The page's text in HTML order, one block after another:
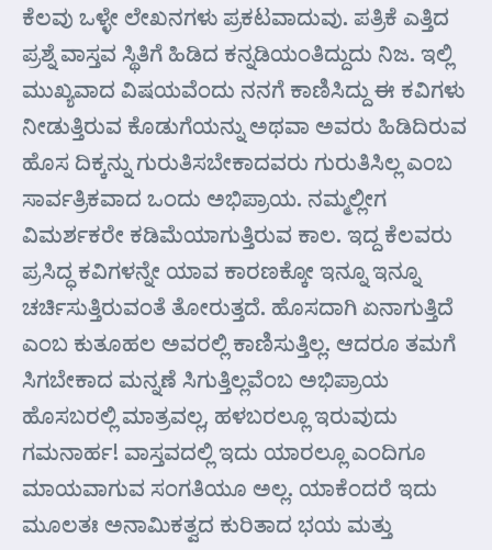
ಕೆಲವು ಒಳ್ಳೇ ಲೇಖನಗಳು ಪ್ರಕಟವಾದುವು. ಪತ್ರಿಕೆ ಎತ್ತಿದ
ಪ್ರಶ್ನೆ ವಾಸ್ತವ ಸ್ಥಿತಿಗೆ ಹಿಡಿದ ಕನ್ನಡಿಯಂತಿದ್ದುದು ನಿಜ. ಇಲ್ಲಿ
ಮುಖ್ಯವಾದ ವಿಷಯವೆಂದು ನನಗೆ ಕಾಣಿಸಿದ್ದು ಈ ಕವಿಗಳು
ನೀಡುತ್ತಿರುವ ಕೊಡುಗೆಯನ್ನು ಅಥವಾ ಅವರು ಹಿಡಿದಿರುವ
ಹೊಸ ದಿಕ್ಕನ್ನು ಗುರುತಿಸಬೇಕಾದವರು ಗುರುತಿಸಿಲ್ಲ ಎಂಬ
ಸಾರ್ವತ್ರಿಕವಾದ ಒಂದು ಅಭಿಪ್ರಾಯ. ನಮ್ಮಲ್ಲೀಗ
ವಿಮರ್ಶಕರೇ ಕಡಿಮೆಯಾಗುತ್ತಿರುವ ಕಾಲ. ಇದ್ದ ಕೆಲವರು
ಪ್ರಸಿದ್ಧ ಕವಿಗಳನ್ನೇ ಯಾವ ಕಾರಣಕ್ಕೋ ಇನ್ನೂ ಇನ್ನೂ
ಚರ್ಚಿಸುತ್ತಿರುವಂತೆ ತೋರುತ್ತದೆ. ಹೊಸದಾಗಿ ಏನಾಗುತ್ತಿದೆ
ಎಂಬ ಕುತೂಹಲ ಅವರಲ್ಲಿ ಕಾಣಿಸುತ್ತಿಲ್ಲ. ಆದರೂ ತಮಗೆ
ಸಿಗಬೇಕಾದ ಮನ್ನಣೆ ಸಿಗುತ್ತಿಲ್ಲವೆಂಬ ಅಭಿಪ್ರಾಯ
ಹೊಸಬರಲ್ಲಿ ಮಾತ್ರವಲ್ಲ, ಹಳಬರಲ್ಲೂ ಇರುವುದು
ಗಮನಾರ್ಹ! ವಾಸ್ತವದಲ್ಲಿ ಇದು ಯಾರಲ್ಲೂ ಎಂದಿಗೂ
ಮಾಯವಾಗುವ ಸಂಗತಿಯೂ ಅಲ್ಲ. ಯಾಕೆಂದರೆ ಇದು
ಮೂಲತಃ ಅನಾಮಿಕತ್ವದ ಕುರಿತಾದ ಭಯ ಮತ್ತು